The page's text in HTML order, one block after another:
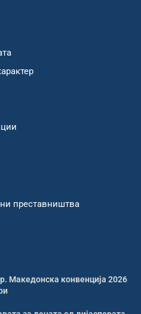
преставништва
Македонска конвенција 2026